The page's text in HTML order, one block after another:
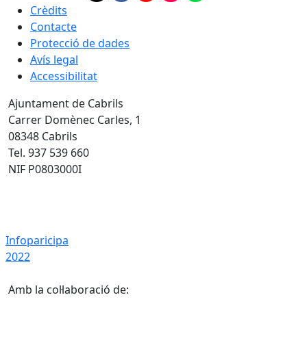
Crèdits
Contacte
Protecció de dades
Avís legal
Accessibilitat
Ajuntament de Cabrils
Carrer Domènec Carles, 1
08348 Cabrils
Tel. 937 539 660
NIF P0803000I
Infoparicipa
2022
Amb la col·laboració de: